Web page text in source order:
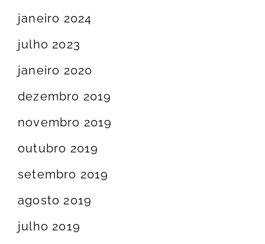
janeiro 2024
julho 2023
janeiro 2020
dezembro 2019
novembro 2019
outubro 2019
setembro 2019
agosto 2019
julho 2019